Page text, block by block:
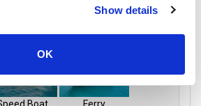
Show details
OK
Haad